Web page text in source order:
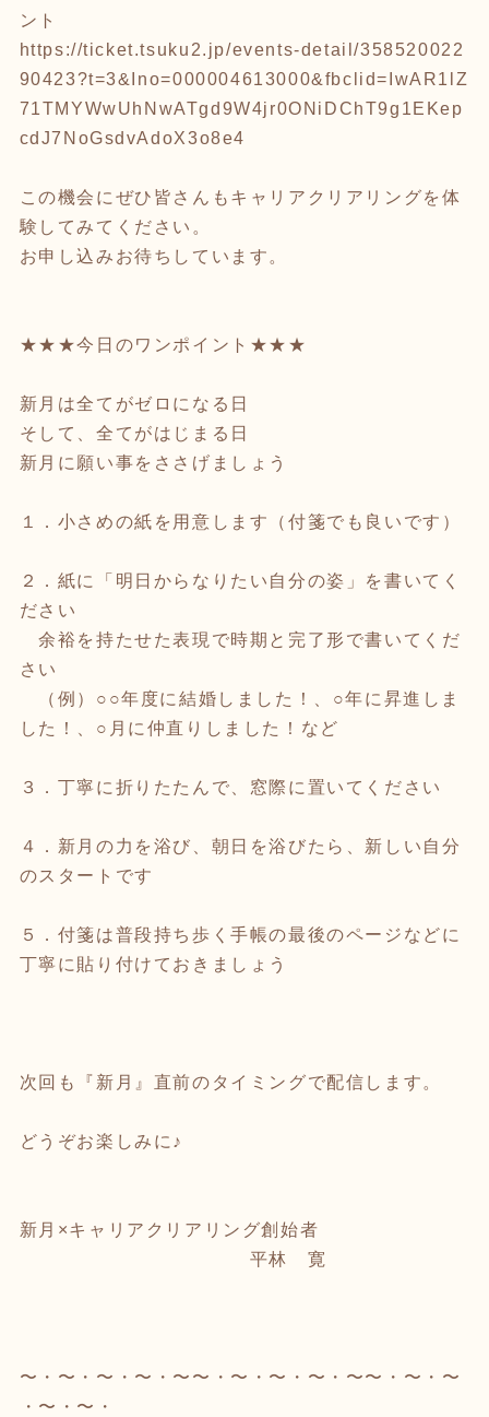
ント
https://ticket.tsuku2.jp/events-detail/358520022
90423?t=3&Ino=000004613000&fbclid=IwAR1lZ
71TMYWwUhNwATgd9W4jr0ONiDChT9g1EKep
cdJ7NoGsdvAdoX3o8e4
この機会にぜひ皆さんもキャリアクリアリングを体
験してみてください。
お申し込みお待ちしています。
★★★今日のワンポイント★★★
新月は全てがゼロになる日
そして、全てがはじまる日
新月に願い事をささげましょう
１．小さめの紙を用意します（付箋でも良いです）
２．紙に「明日からなりたい自分の姿」を書いてく
ださい
余裕を持たせた表現で時期と完了形で書いてくだ
さい
（例）○○年度に結婚しました！、○年に昇進しま
した！、○月に仲直りしました！など
３．丁寧に折りたたんで、窓際に置いてください
４．新月の力を浴び、朝日を浴びたら、新しい自分
のスタートです
５．付箋は普段持ち歩く手帳の最後のページなどに
丁寧に貼り付けておきましょう
次回も『新月』直前のタイミングで配信します。
どうぞお楽しみに♪
新月×キャリアクリアリング創始者
平林 寛
〜・〜・〜・〜・〜〜・〜・〜・〜・〜〜・〜・〜
・〜・〜・